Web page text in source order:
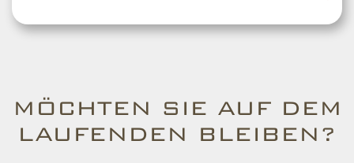
MÖCHTEN SIE AUF DEM
LAUFENDEN BLEIBEN?